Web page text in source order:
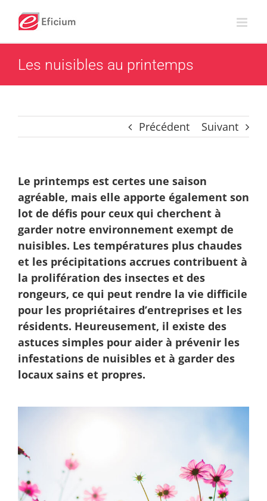
contenu
Les nuisibles au printemps
Précédent Suivant
Le printemps est certes une saison
agréable, mais elle apporte également son
lot de défis pour ceux qui cherchent à
garder notre environnement exempt de
nuisibles. Les températures plus chaudes
et les précipitations accrues contribuent à
la prolifération des insectes et des
rongeurs, ce qui peut rendre la vie difficile
pour les propriétaires d’entreprises et les
résidents. Heureusement, il existe des
astuces simples pour aider à prévenir les
infestations de nuisibles et à garder des
locaux sains et propres.